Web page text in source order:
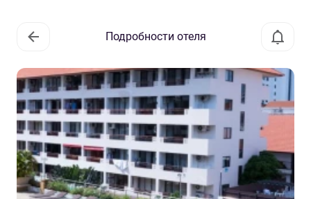
Подробности отеля